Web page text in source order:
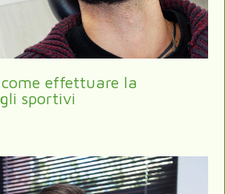
effettuare la
sportivi